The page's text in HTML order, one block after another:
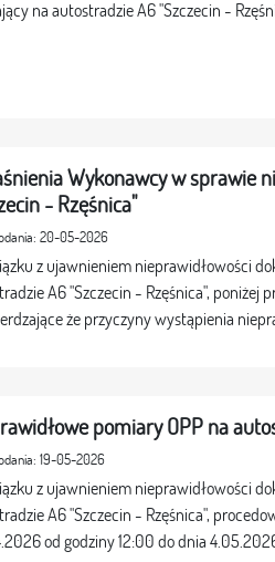
na autostradzie A6 "Szczecin -
Wykonawcy w sprawie
- Rzęśnica"
20-05-2026
z ujawnieniem nieprawidłowości
A6 "Szczecin - Rzęśnica",
że przyczyny wystąpienia
pomiary OPP na
19-05-2026
z ujawnieniem nieprawidłowości
A6 "Szczecin - Rzęśnica",
od godziny 12:00 do dnia 4.05.2026